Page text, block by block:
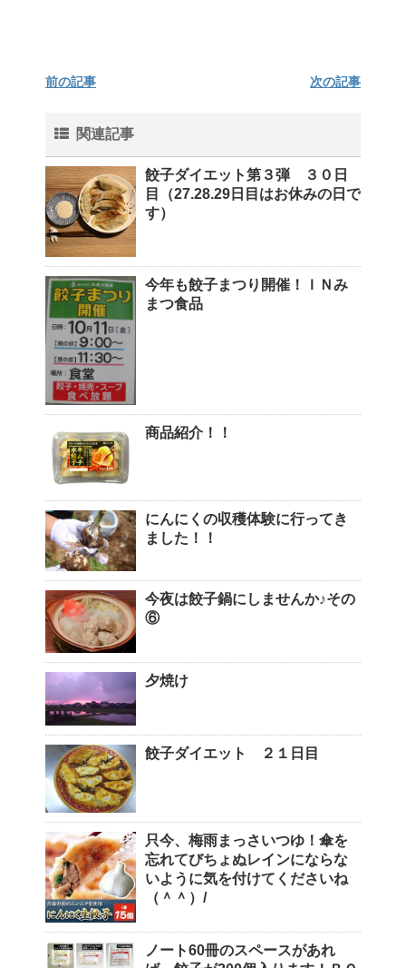
前の記事 次の記事
関連記事
餃子ダイエット第３弾 ３０日
目（27.28.29日目はお休みの日で
す）
今年も餃子まつり開催！ＩＮみ
まつ食品
商品紹介！！
にんにくの収穫体験に行ってき
ました！！
今夜は餃子鍋にしませんか♪その
⑥
夕焼け
餃子ダイエット ２１日目
只今、梅雨まっさいつゆ！傘を
忘れてびちょぬレインにならな
いように気を付けてくださいね
（＾＾）/
ノート60冊のスペースがあれ